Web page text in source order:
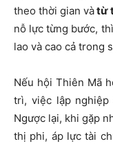
theo thời gian vàtừ
nỗ lực từng bước,
lao và cao cả trong
Nếu hội Thiên Mã
trì, việc lập nghiệp
Ngược lại, khi gặp
thị phi, áp lực tài